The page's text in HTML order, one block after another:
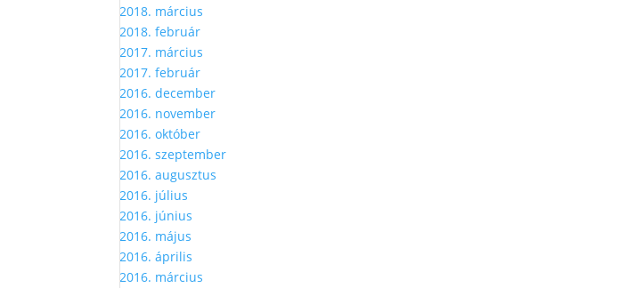
2018. március
2018. február
2017. március
2017. február
2016. december
2016. november
2016. október
2016. szeptember
2016. augusztus
2016. július
2016. június
2016. május
2016. április
2016. március